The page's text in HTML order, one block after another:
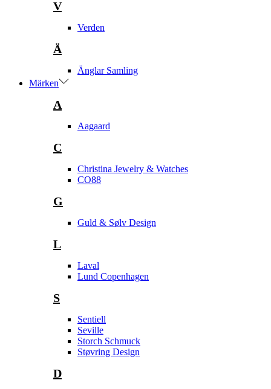
V
Verden
Ä
Änglar Samling
Märken
A
Aagaard
C
Christina Jewelry & Watches
CO88
G
Guld & Sølv Design
L
Laval
Lund Copenhagen
S
Sentiell
Seville
Storch Schmuck
Støvring Design
D